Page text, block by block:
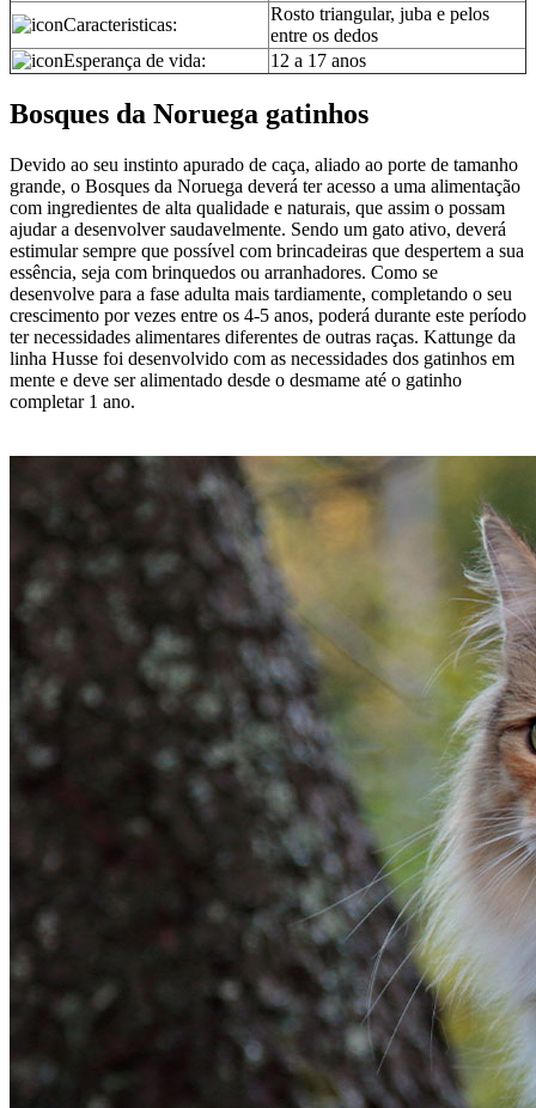
Caracteristicas:
Rosto triangular, juba e pelos
entre os dedos
Esperança de vida:
12 a 17 anos
Bosques da Noruega gatinhos
Devido ao seu instinto apurado de caça, aliado ao porte de tamanho
grande, o Bosques da Noruega deverá ter acesso a uma alimentação
com ingredientes de alta qualidade e naturais, que assim o possam
ajudar a desenvolver saudavelmente. Sendo um gato ativo, deverá
estimular sempre que possível com brincadeiras que despertem a sua
essência, seja com brinquedos ou arranhadores. Como se
desenvolve para a fase adulta mais tardiamente, completando o seu
crescimento por vezes entre os 4-5 anos, poderá durante este período
ter necessidades alimentares diferentes de outras raças. Kattunge da
linha Husse foi desenvolvido com as necessidades dos gatinhos em
mente e deve ser alimentado desde o desmame até o gatinho
completar 1 ano.